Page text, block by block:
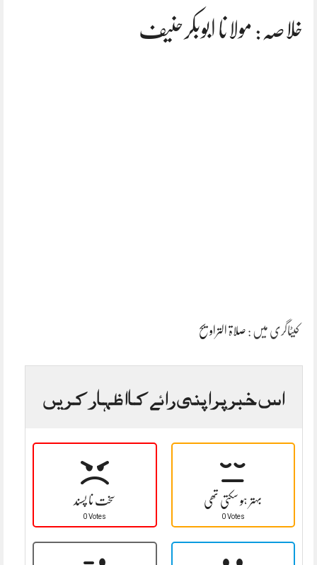
خلاصہ: مولانا ابوبکرحنیف
کیٹاگری میں : صلاۃ التراویح
اس خبر پر اپنی رائے کا اظہار کریں
سخت نا پسند
0 Votes
بہتر ہو سکتی تھی
0 Votes